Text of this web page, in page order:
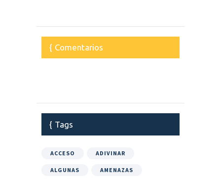
Comentarios
Tags
ACCESO ADIVINAR
ALGUNAS AMENAZAS